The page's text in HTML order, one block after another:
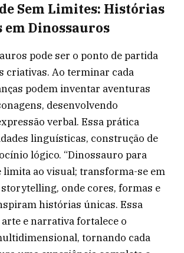
Sem Limites: Histórias
Dinossauros
pode ser o ponto de partida
criativas. Ao terminar cada
podem inventar aventuras
desenvolvendo
verbal. Essa prática
linguísticas, construção de
lógico. “Dinossauro para
limita ao visual; transforma-se em
onde cores, formas e
histórias únicas. Essa
e narrativa fortalece o
tornando cada